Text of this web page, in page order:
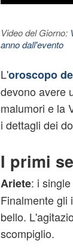
Video del Giorno:
anno dall'evento
L'oroscopo
devono avere
malumori e la
i dettagli dei
I primi
Ariete: i
Finalmente gli
bello.
scompiglio.